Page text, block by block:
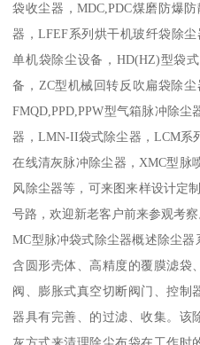
袋收尘器，MDC,PDC煤磨防爆
器，LFEF系列烘干机玻纤袋除
单机袋除尘设备，HD(HZ)型袋
备，ZC型机械回转反吹扁袋除
FMQD,PPD,PPW型气箱脉冲除尘
器，LMN-II袋式除尘器，LCM系
在线清灰脉冲除尘器，XMC型脉
风除尘器等，可来图来样设计定
号路，欢迎新老客户前来参观考察
MC型脉冲袋式除尘器概述除尘
含圆形壳体、高精度的覆膜滤袋
阀、膨胀式真空切断阀门、控制
器具有完善、的过滤、收集。该